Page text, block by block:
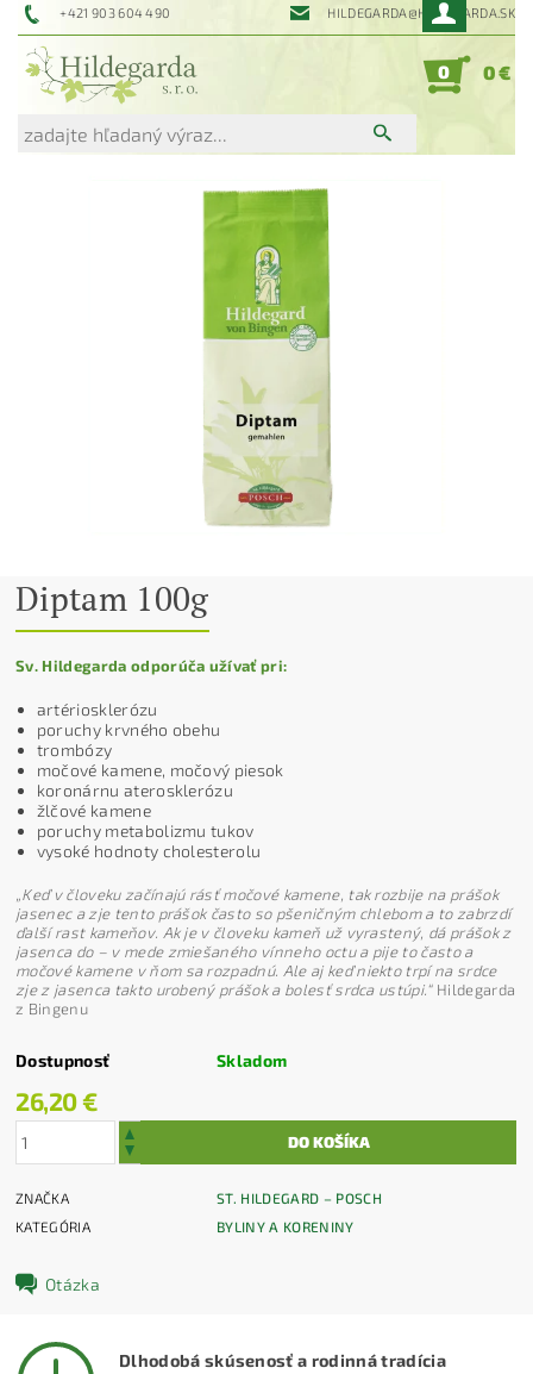
+421 903 604 490 HILDEGARDA@HILDEGARDA.SK
0 0 €
Diptam 100g
Sv. Hildegarda odporúča užívať pri:
artériosklerózu
poruchy krvného obehu
trombózy
močové kamene, močový piesok
koronárnu aterosklerózu
žlčové kamene
poruchy metabolizmu tukov
vysoké hodnoty cholesterolu
„Keď v človeku začínajú rásť močové kamene, tak rozbije na prášok
jasenec a zje tento prášok často so pšeničným chlebom a to zabrzdí
ďalší rast kameňov. Ak je v človeku kameň už vyrastený, dá prášok z
jasenca do – v mede zmiešaného vínneho octu a pije to často a
močové kamene v ňom sa rozpadnú. Ale aj keď niekto trpí na srdce
zje z jasenca takto urobený prášok a bolesť srdca ustúpi.“ Hildegarda
z Bingenu
Dostupnosť Skladom
26,20 €
ZNAČKA
ST. HILDEGARD – POSCH
KATEGÓRIA
BYLINY A KORENINY
Otázka
Dlhodobá skúsenosť a rodinná tradícia